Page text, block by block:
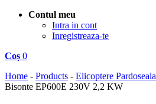
Contul meu
Intra in cont
Inregistreaza-te
Coș 0
Home - Products - Elicoptere Pardoseala
Bisonte EP600E 230V 2,2 KW